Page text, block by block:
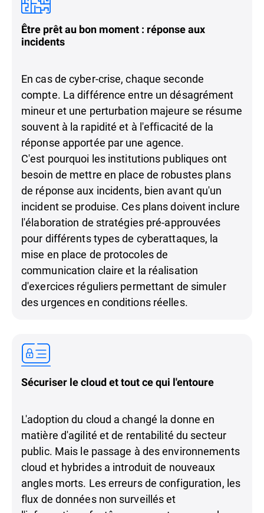
Être prêt au bon moment : réponse aux
incidents
En cas de cyber-crise, chaque seconde
compte. La différence entre un désagrément
mineur et une perturbation majeure se résume
souvent à la rapidité et à l'efficacité de la
réponse apportée par une agence.
C'est pourquoi les institutions publiques ont
besoin de mettre en place de robustes plans
de réponse aux incidents, bien avant qu'un
incident se produise. Ces plans doivent inclure
l'élaboration de stratégies pré-approuvées
pour différents types de cyberattaques, la
mise en place de protocoles de
communication claire et la réalisation
d'exercices réguliers permettant de simuler
des urgences en conditions réelles.
Sécuriser le cloud et tout ce qui l'entoure
L'adoption du cloud a changé la donne en
matière d'agilité et de rentabilité du secteur
public. Mais le passage à des environnements
cloud et hybrides a introduit de nouveaux
angles morts. Les erreurs de configuration, les
flux de données non surveillés et